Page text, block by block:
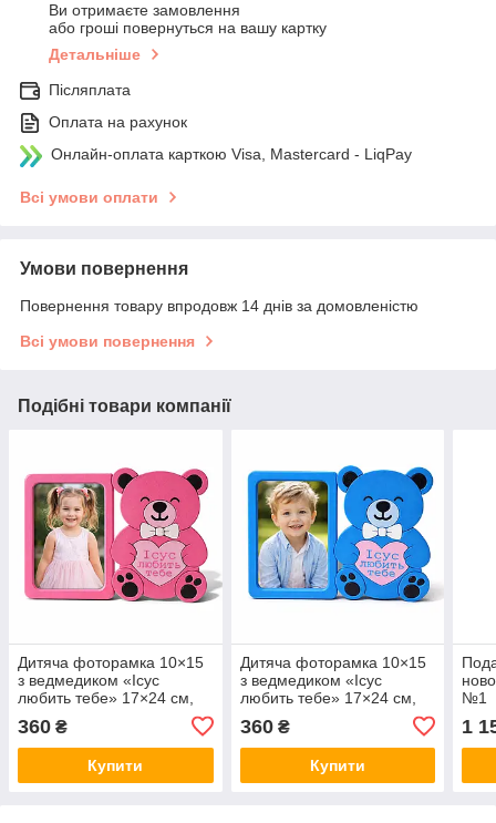
Ви отримаєте замовлення
або гроші повернуться на вашу картку
Детальніше
Післяплата
Оплата на рахунок
Онлайн-оплата карткою Visa, Mastercard - LiqPay
Всі умови оплати
Умови повернення
Повернення товару впродовж 14 днів за домовленістю
Всі умови повернення
Подібні товари компанії
Дитяча фоторамка 10×15
з ведмедиком «Ісус
любить тебе» 17×24 см,
рожева, подарунок дитині
360 ₴
Купити
Дитяча фоторамка 10×15
з ведмедиком «Ісус
любить тебе» 17×24 см,
голуба, подарунок дитині
360₴
Купити
№1
1